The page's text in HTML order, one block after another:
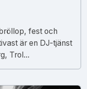
fest och
är en DJ-tjänst
Trol...